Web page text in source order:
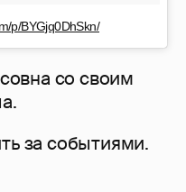
p/BYGjq0DhSkn/
со своим
за событиями.